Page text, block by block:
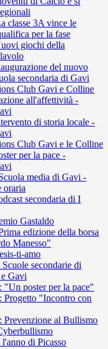
classe 3A vince le
per la fase
giochi della
del nuovo
secondaria di Gavi
Club Gavi e Colline
all'affettività -
di storia locale -
Club Gavi e le Colline
per la pace -
media di Gavi -
oraria
secondaria di I
Gastaldo
edizione della borsa
Manesso"
ti-amo
secondarie di
Gavi
"Un poster per la pace"
Progetto "Incontro con
Prevenzione al Bullismo
di Picasso